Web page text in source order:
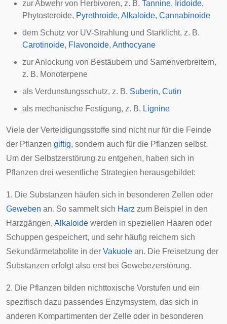
zur Abwehr von Herbivoren, z. B. Tannine, Iridoide,
Phytosteroide, Pyrethroide, Alkaloide, Cannabinoide
dem Schutz vor UV-Strahlung und Starklicht, z. B.
Carotinoide, Flavonoide, Anthocyane
zur Anlockung von Bestäubern und Samenverbreitern,
z. B. Monoterpene
als Verdunstungsschutz, z. B. Suberin, Cutin
als mechanische Festigung, z. B. Lignine
Viele der Verteidigungsstoffe sind nicht nur für die Feinde
der Pflanzen giftig, sondern auch für die Pflanzen selbst.
Um der Selbstzerstörung zu entgehen, haben sich in
Pflanzen drei wesentliche Strategien herausgebildet:
1. Die Substanzen häufen sich in besonderen Zellen oder
Geweben an. So sammelt sich Harz zum Beispiel in den
Harzgängen, Alkaloide werden in speziellen Haaren oder
Schuppen gespeichert, und sehr häufig reichern sich
Sekundärmetabolite in der Vakuole an. Die Freisetzung der
Substanzen erfolgt also erst bei Gewebezerstörung.
2. Die Pflanzen bilden nichttoxische Vorstufen und ein
spezifisch dazu passendes Enzymsystem, das sich in
anderen Kompartimenten der Zelle oder in besonderen